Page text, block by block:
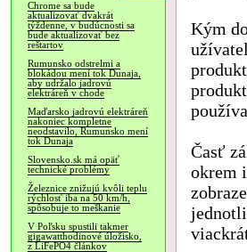
Chrome sa bude
aktualizovať dvakrát
týždenne, v budúcnosti sa
bude aktualizovať bez
reštartov
Rumunsko odstrelmi a
blokádou mení tok Dunaja,
aby udržalo jadrovú
elektráreň v chode
Maďarsko jadrovú elektráreň
nakoniec kompletne
neodstavilo, Rumunsko mení
tok Dunaja
Slovensko.sk má opäť
technické problémy
Železnice znižujú kvôli teplu
rýchlosť iba na 50 km/h,
spôsobuje to meškanie
V Poľsku spustili takmer
gigawatthodinové úložisko,
z LiFePO4 článkov
Kým
Časť
okrem